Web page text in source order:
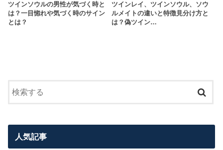
ツインソウルの男性が気づく時と
は？一目惚れや気づく時のサイン
とは？
ツインレイ、ツインソウル、ソウ
ルメイトの違いと特徴見分け方と
は？偽ツイン…
人気記事